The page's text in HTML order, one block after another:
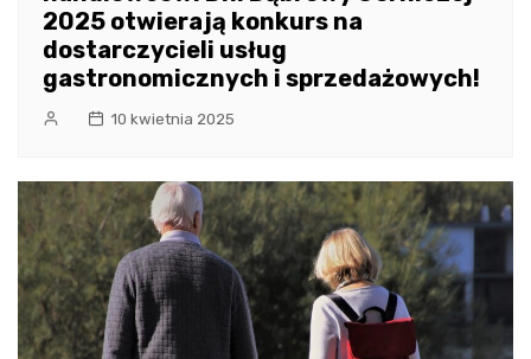
2025 otwierają konkurs na
dostarczycieli usług
gastronomicznych i sprzedażowych!
10 kwietnia 2025